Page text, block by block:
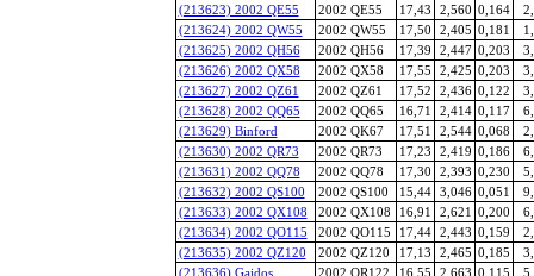
(213623) 2002 QE55
2002 QE55 17,43 2,560 0,164
(213624) 2002 QW55
2002 QW55 17,50 2,405 0,181
(213625) 2002 QH56
2002 QH56 17,39 2,447 0,203
(213626) 2002 QX58
2002 QX58 17,55 2,425 0,203
(213627) 2002 QZ61
2002 QZ61 17,52 2,436 0,122
(213628) 2002 QQ65
2002 QQ65 16,71 2,414 0,117
(213629) Binford
2002 QK67 17,51 2,544 0,068
(213630) 2002 QR73
2002 QR73 17,23 2,419 0,186
(213631) 2002 QQ78
2002 QQ78 17,30 2,393 0,230
(213632) 2002 QS100
2002 QS100 15,44 3,046 0,051
(213633) 2002 QX108
2002 QX108 16,91 2,621 0,200
(213634) 2002 QO115
2002 QO115 17,44 2,443 0,159
(213635) 2002 QZ120
2002 QZ120 17,13 2,465 0,185
(213636) Gajdos
2002 QR122 16,55 2,663 0,115